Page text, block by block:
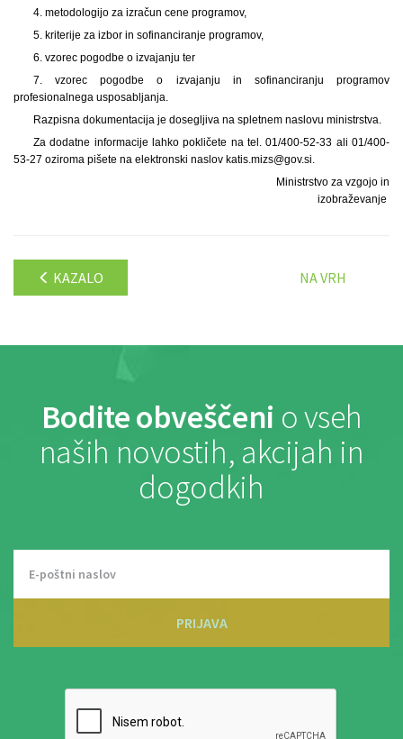
4. metodologijo za izračun cene programov,
5. kriterije za izbor in sofinanciranje programov,
6. vzorec pogodbe o izvajanju ter
7. vzorec pogodbe o izvajanju in sofinanciranju programov
profesionalnega usposabljanja.
Razpisna dokumentacija je dosegljiva na spletnem naslovu ministrstva.
Za dodatne informacije lahko pokličete na tel. 01/400-52-33 ali 01/400-
53-27 oziroma pišete na elektronski naslov katis.mizs@gov.si.
Ministrstvo za vzgojo in
izobraževanje
KAZALO NA VRH
Bodite obveščeni o vseh
naših novostih, akcijah in
dogodkih
PRIJAVA